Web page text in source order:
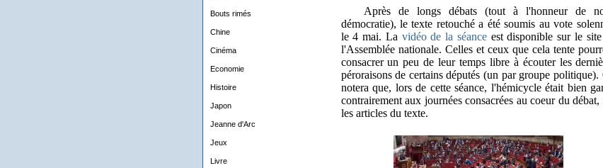
Bouts rimés
Chine
Cinéma
Economie
Histoire
Japon
Jeanne d'Arc
Jeux
Livre
Après de longs débats (tout à l'honneur de
démocratie), le texte retouché a été soumis au vote
le 4 mai. La vidéo de la séanceest disponible sur le
l'Assemblée nationale. Celles et ceux que cela tente
consacrer un peu de leur temps libre à écouter les
péroraisons de certains députés (un par groupe politique).
notera que, lors de cette séance, l'hémicycle était bien
contrairement aux journées consacrées au coeur du débat,
les articles du texte.